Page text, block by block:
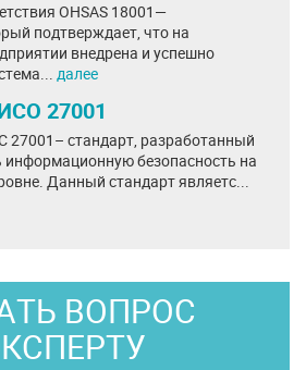
OHSAS 18001—
подтверждает, что на
внедрена и успешно
далее
27001
27001– стандарт, разработанный
информационную безопасность на
Данный стандарт являетс...
ВОПРОС